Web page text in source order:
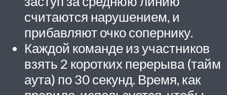
считаются нарушением, и
прибавляют очко сопернику.
Каждой команде из участников
взять 2 коротких перерыва (тайм
аута) по 30 секунд. Время, как